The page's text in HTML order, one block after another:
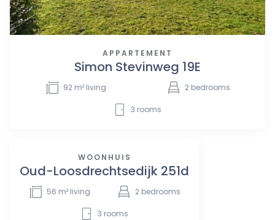
APPARTEMENT
Simon Stevinweg 19E
92 m² living 2 bedrooms
3 rooms
WOONHUIS
Oud-Loosdrechtsedijk 251d
56 m² living 2 bedrooms
3 rooms